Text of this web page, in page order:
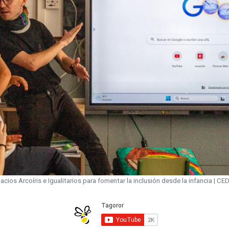
Arcoíris e Igualitarios para fomentar la inclusión desde la infancia |